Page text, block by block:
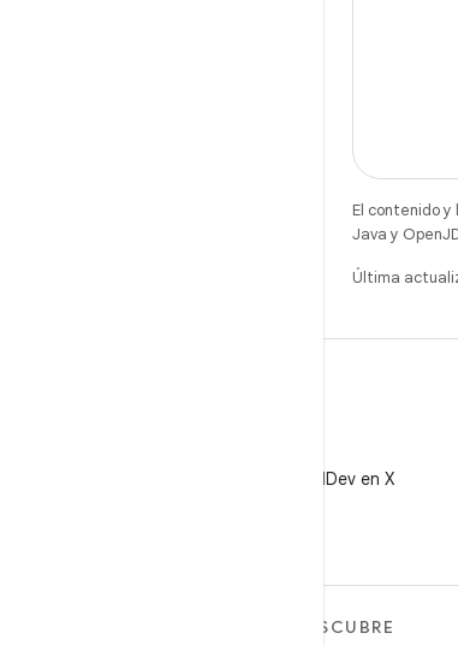
El contenido
Java y
Última
Sigue a @AndroidDev en X
DESCUBRE